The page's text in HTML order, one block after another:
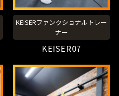
KEISERファンクショナルトレー
ナー
KEISER07